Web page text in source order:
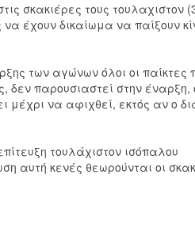
σκακιέρες τους τουλαχιστον
έχουν δικαίωμα να παίξουν
των αγώνων όλοι οι παίκτες
δεν παρουσιαστεί στην έναρξη,
να αφιχθεί, εκτός αν ο
τουλάχιστον ισόπαλου
αυτή κενές θεωρούνται οι